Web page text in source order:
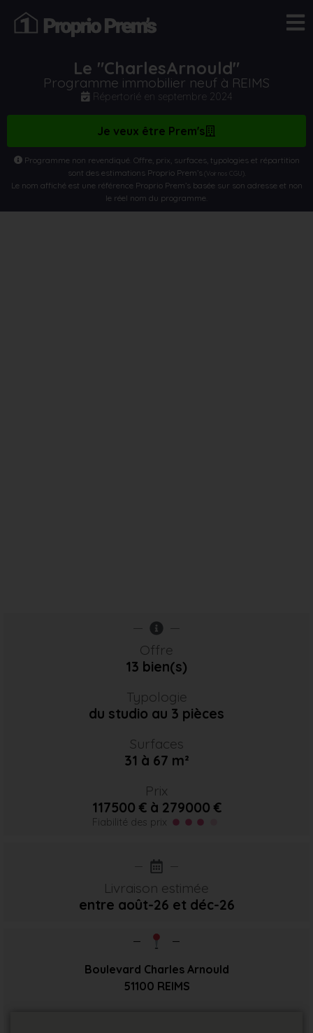
Le "CharlesArnould"
Programme immobilier neuf à REIMS
Répertorié en septembre 2024
Je veux être Prem's
Programme non revendiqué. Offre, prix, surfaces, typologies et répartition
sont des estimations Proprio Prem’s(Voir nos CGU)
Le nom affiché est une référence Proprio Prem’s basée sur son adresse et non
le réel nom du programme.
Offre
13 bien(s)
Typologie
du studio au 3 pièces
Surfaces
31 à 67 m²
Prix
117500 € à 279000 €
Fiabilité des prix
Livraison estimée
entre août-26 et déc-26
Boulevard Charles Arnould
51100 REIMS